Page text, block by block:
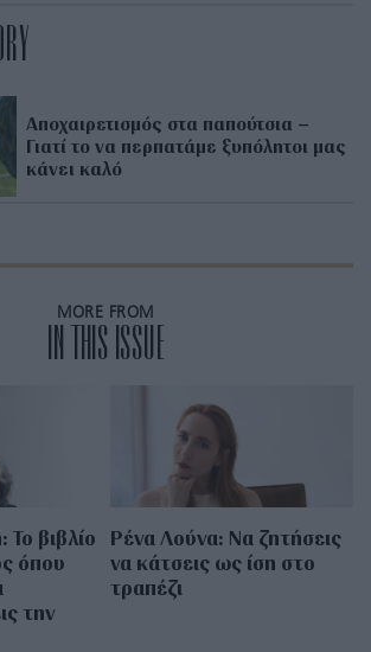
Αποχαιρετισμός στα παπούτσια –
Γιατί το να περπατάμε ξυπόλητοι μας
κάνει καλό
MORE FROM
IN THIS ISSUE
βιβλίο
όπου
την
Ρένα Λούνα: Να ζητήσεις
να κάτσεις ως ίση στο
τραπέζι